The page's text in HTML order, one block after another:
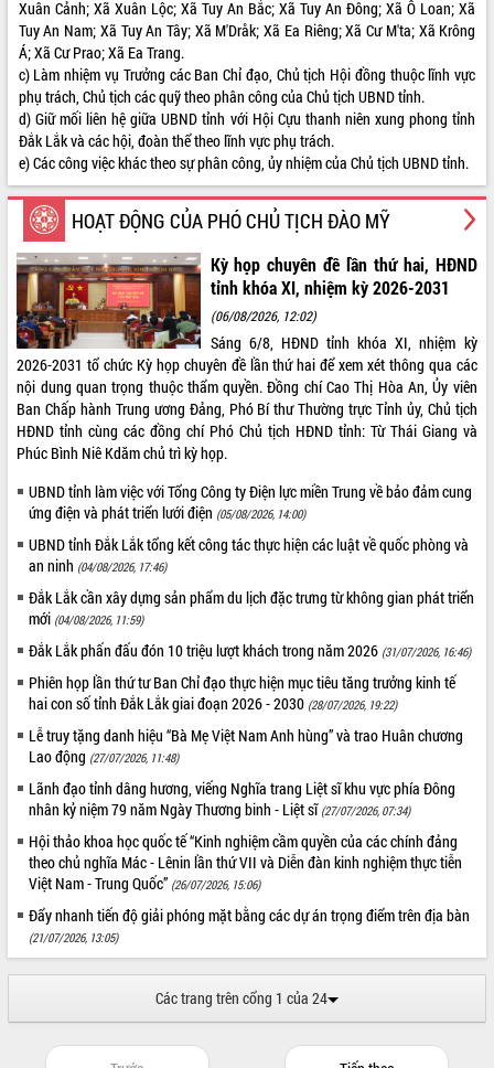
Nam Anh hùng” và trao Huân chương
Lao động
UBND tỉnh Đắk Lắk triển khai nhiệm
vụ 6 tháng cuối năm 2026
Kỳ họp thứ Hai, Hội đồng nhân dân
tỉnh khóa XI quyết nghị nhiều nội dung
quan trọng
Bí thư Tỉnh ủy Lương Nguyễn Minh
Triết thăm, tặng quà người có công với
cách mạng
Rà soát, hoàn thiện hệ thống thiết chế
văn hóa, thể thao đáp ứng yêu cầu
phát triển mới
Thường trực HĐND tỉnh Đắk Lắk gặp
mặt Đoàn chuyên gia y tế TP. Hồ Chí
Minh
Lễ truy điệu và an táng hài cốt liệt sĩ
tại Nghĩa trang Liệt sĩ xã Sơn Hòa
Bàn giải pháp tháo gỡ khó khăn trong
xuất khẩu sầu riêng và triển khai quy
định EUDR
Thứ trưởng Bộ Nông nghiệp và Môi
trường Nguyễn Hoàng Hiệp khảo sát
vùng trồng và doanh nghiệp đóng gói
sầu riêng tại Đắk Lắk
Trình diễn nghệ thuật chế biến các
món ăn từ sầu riêng
Đắk Lắk công bố Quy hoạch và xúc
tiến đầu tư tỉnh
Ngành cá ngừ Đắk Lắk chủ động thích
ứng để giữ vững thị trường xuất khẩu
Diễn đàn Kinh tế tư nhân Việt Nam đột
phá cơ chế - Hợp tác công tư
Đề án 06 tạo bước ngoặt đột phá trong
Kết nối tour, đẩy mạnh chuyển đổi số
để phát triển du lịch Đắk Lắk
Khởi động Dự án Đầu tư xây dựng hạ
tầng kỹ thuật Cụm công nghiệp Tân
Tiến
Gặp mặt các cơ quan báo chí nhân Kỷ
niệm 101 năm Ngày Báo chí Cách
mạng Việt Nam
Đắk Lắk sơ kết 4 năm triển khai thực
LIÊN KẾT WEB
THỐNG KÊ TRUY CẬP
Hôm nay: 23810
Tất cả: 66109478
Xuân Cảnh; Xã Xuân Lộc; Xã Tuy An Bắc; Xã Tuy An Đông; Xã Ô Loan; Xã
Tuy An Nam; Xã Tuy An Tây; Xã M'Dråk; Xã Ea Riêng; Xã Cư M'ta; Xã Krông
Á; Xã Cư Prao; Xã Ea Trang.
c) Làm nhiệm vụ Trưởng các Ban Chỉ đạo, Chủ tịch Hội đồng thuộc lĩnh vực
phụ trách, Chủ tịch các quỹ theo phân công của Chủ tịch UBND tỉnh.
d) Giữ mối liên hệ giữa UBND tỉnh với Hội Cựu thanh niên xung phong tỉnh
Đắk Lắk và các hội, đoàn thể theo lĩnh vực phụ trách.
e) Các công việc khác theo sự phân công, ủy nhiệm của Chủ tịch UBND tỉnh.
HOẠT ĐỘNG CỦA PHÓ CHỦ TỊCH ĐÀO MỸ
Kỳ họp chuyên đề lần thứ hai, HĐND
tỉnh khóa XI, nhiệm kỳ 2026-2031
(06/08/2026, 12:02)
Sáng 6/8, HĐND tỉnh khóa XI, nhiệm kỳ
2026-2031 tổ chức Kỳ họp chuyên đề lần thứ hai để xem xét thông qua các
nội dung quan trọng thuộc thẩm quyền. Đồng chí Cao Thị Hòa An, Ủy viên
Ban Chấp hành Trung ương Đảng, Phó Bí thư Thường trực Tỉnh ủy, Chủ tịch
HĐND tỉnh cùng các đồng chí Phó Chủ tịch HĐND tỉnh: Từ Thái Giang và
Phúc Bình Niê Kdăm chủ trì kỳ họp.
UBND tỉnh làm việc với Tổng Công ty Điện lực miền Trung về bảo đảm cung
ứng điện và phát triển lưới điện (05/08/2026, 14:00)
UBND tỉnh Đắk Lắk tổng kết công tác thực hiện các luật về quốc phòng và
an ninh (04/08/2026, 17:46)
Đắk Lắk cần xây dựng sản phẩm du lịch đặc trưng từ không gian phát triển
mới (04/08/2026, 11:59)
Đắk Lắk phấn đấu đón 10 triệu lượt khách trong năm 2026 (31/07/2026, 16:46)
Phiên họp lần thứ tư Ban Chỉ đạo thực hiện mục tiêu tăng trưởng kinh tế
hai con số tỉnh Đắk Lắk giai đoạn 2026 - 2030 (28/07/2026, 19:22)
Lễ truy tặng danh hiệu “Bà Mẹ Việt Nam Anh hùng” và trao Huân chương
Lao động (27/07/2026, 11:48)
Lãnh đạo tỉnh dâng hương, viếng Nghĩa trang Liệt sĩ khu vực phía Đông
nhân kỷ niệm 79 năm Ngày Thương binh - Liệt sĩ (27/07/2026, 07:34)
Hội thảo khoa học quốc tế “Kinh nghiệm cầm quyền của các chính đảng
theo chủ nghĩa Mác - Lênin lần thứ VII và Diễn đàn kinh nghiệm thực tiễn
Việt Nam - Trung Quốc” (26/07/2026, 15:06)
Đẩy nhanh tiến độ giải phóng mặt bằng các dự án trọng điểm trên địa bàn
(21/07/2026, 13:05)
Các trang trên cổng 1 của 24